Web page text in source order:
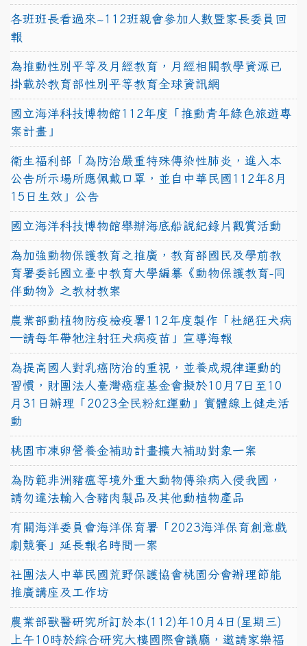
各班班長看過來~112班親會參加人數暨家長委員回
報
為推動性別平等及月經教育，月經相關教學資源已
掛載於教育部性別平等教育全球資訊網
國立海洋科技博物館112年度「推動青年綠色旅遊專
案計畫」
衛生福利部「為防治嚴重特殊傳染性肺炎，進入本
公告所示場所應佩戴口罩，並自中華民國112年8月
15日生效」公告
國立海洋科技博物館舉辦海底船說紀錄片觀賞活動
為加強動物保護教育之推廣，教育部國民及學前教
育署委託國立臺中教育大學編纂《動物保護教育-同
伴動物》之教材教案
農業部動植物防疫檢疫署112年度製作「杜絕狂犬病
—請每年帶牠注射狂犬病疫苗」宣導海報
為提高國人對乳癌防治的重視，並養成規律運動的
習慣，財團法人臺灣癌症基金會擬於10月7日至10
月31日辦理「2023全民粉紅運動」實體線上健走活
動
桃園市凍卵營養金補助計畫擴大補助對象一案
為防範非洲豬瘟等境外重大動物傳染病入侵我國，
請勿違法輸入含豬肉製品及其他動植物產品
有關海洋委員會海洋保育署「2023海洋保育創意戲
劇競賽」延長報名時間一案
社團法人中華民國荒野保護協會桃園分會辦理節能
推廣講座及工作坊
農業部獸醫研究所訂於本(112)年10月4日(星期三)
上午10時於綜合研究大樓國際會議廳，邀請家樂福